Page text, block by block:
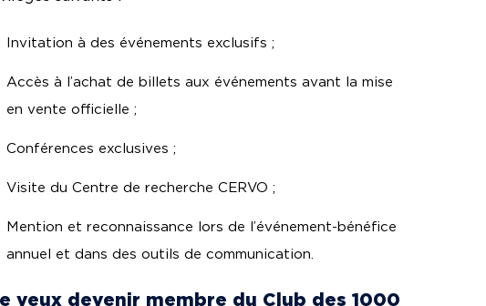
Invitation à des événements exclusifs ;
Accès à l’achat de billets aux événements avant la mise
en vente officielle ;
Conférences exclusives ;
Visite du Centre de recherche CERVO ;
Mention et reconnaissance lors de l’événement-bénéfice
annuel et dans des outils de communication.
veux devenir membre du Club des 1000